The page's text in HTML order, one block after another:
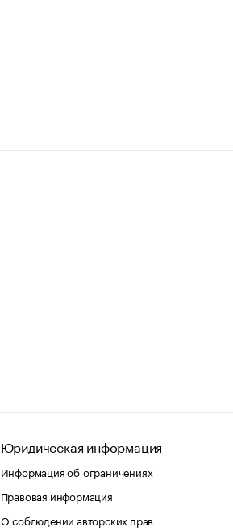
Юридическая информация
Информация об ограничениях
Правовая информация
О соблюдении авторских прав